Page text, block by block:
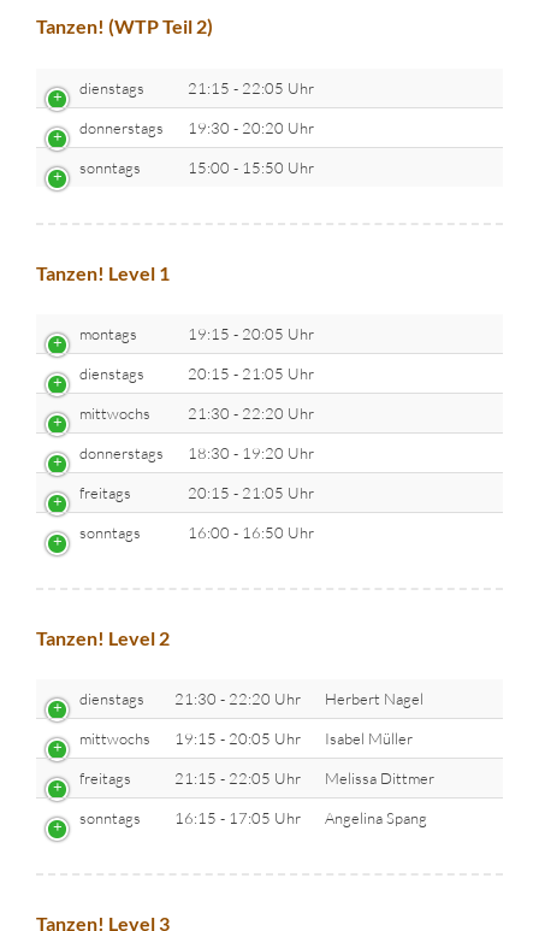
Tanzen! (WTP Teil 2)
dienstags 21:15 - 22:05 Uhr
donnerstags 19:30 - 20:20 Uhr
sonntags 15:00 - 15:50 Uhr
Tanzen! Level 1
montags 19:15 - 20:05 Uhr
dienstags 20:15 - 21:05 Uhr
mittwochs 21:30 - 22:20 Uhr
donnerstags 18:30 - 19:20 Uhr
freitags 20:15 - 21:05 Uhr
sonntags 16:00 - 16:50 Uhr
Tanzen! Level 2
dienstags 21:30 - 22:20 Uhr Herbert Nagel
mittwochs 19:15 - 20:05 Uhr Isabel Müller
freitags 21:15 - 22:05 Uhr Melissa Dittmer
sonntags 16:15 - 17:05 Uhr Angelina Spang
Tanzen! Level 3